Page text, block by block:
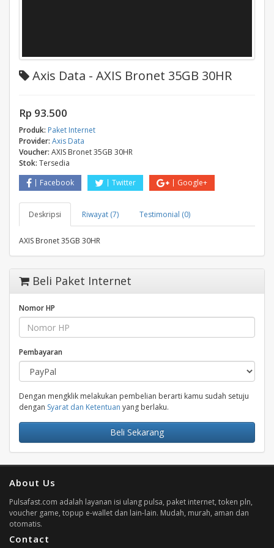
Axis Data - AXIS Bronet 35GB 30HR
Rp 93.500
Produk: Paket Internet
Provider: Axis Data
Voucher: AXIS Bronet 35GB 30HR
Stok: Tersedia
Facebook
Twitter Google+
Deskripsi Riwayat (7) Testimonial (0)
AXIS Bronet 35GB 30HR
Beli Paket Internet
Nomor HP
Pembayaran
Dengan mengklik melakukan pembelian berarti kamu sudah setuju
dengan Syarat dan Ketentuan yang berlaku.
Beli Sekarang
About Us
Pulsafast.com adalah layanan isi ulang pulsa, paket internet, token pln,
voucher game, topup e-wallet dan lain-lain. Mudah, murah, aman dan
otomatis.
Contact